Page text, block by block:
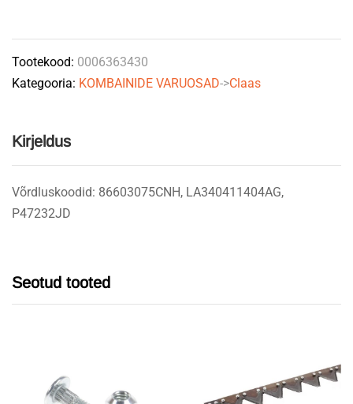
Tootekood: 0006363430
Kategooria: KOMBAINIDE VARUOSAD->Claas
Kirjeldus
Võrdluskoodid: 86603075CNH, LA340411404AG,
P47232JD
Seotud tooted